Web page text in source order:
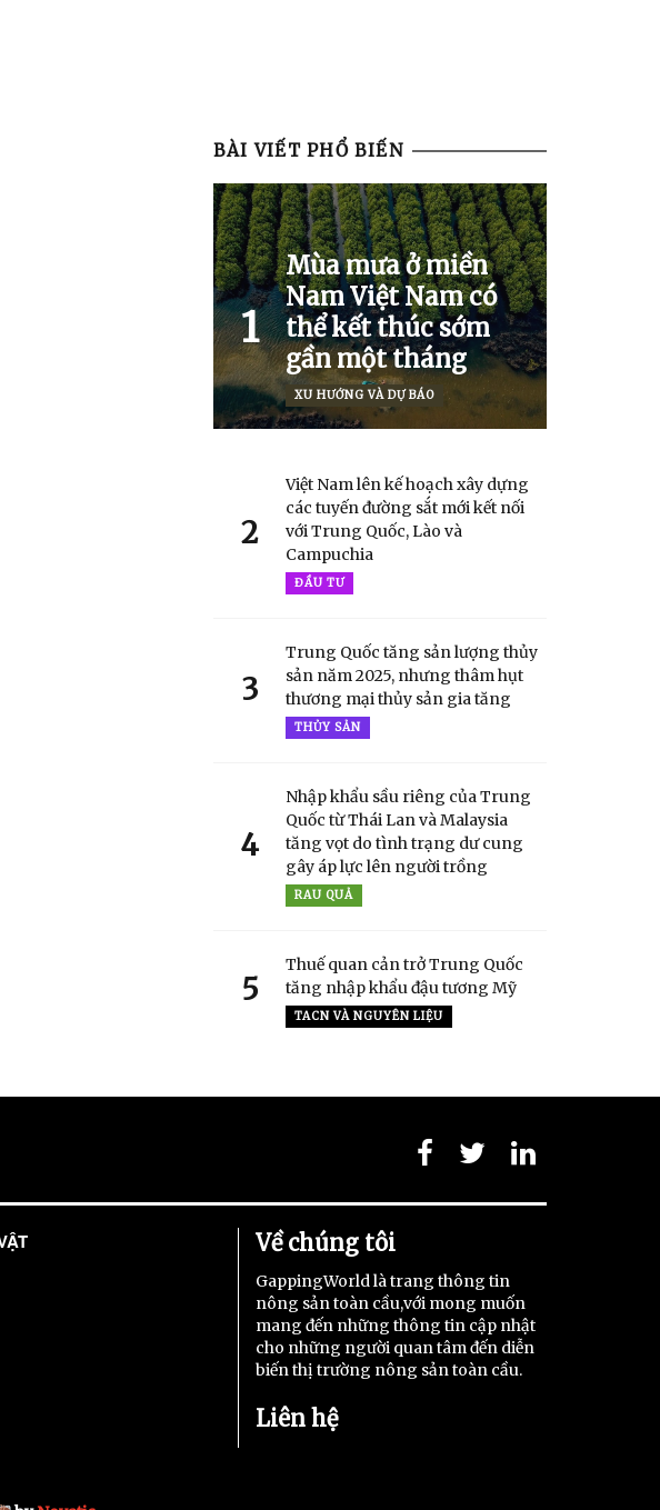
BÀI VIẾT PHỔ BIẾN
1
Mùa mưa ở miền
Nam Việt Nam có
thể kết thúc sớm
gần một tháng
XU HƯỚNG VÀ DỰ BÁO
2
Việt Nam lên kế hoạch xây dựng
các tuyến đường sắt mới kết nối
với Trung Quốc, Lào và
Campuchia
ĐẦU TƯ
3
Trung Quốc tăng sản lượng thủy
sản năm 2025, nhưng thâm hụt
thương mại thủy sản gia tăng
THỦY SẢN
4
Nhập khẩu sầu riêng của Trung
Quốc từ Thái Lan và Malaysia
tăng vọt do tình trạng dư cung
gây áp lực lên người trồng
RAU QUẢ
5
Thuế quan cản trở Trung Quốc
tăng nhập khẩu đậu tương Mỹ
TACN VÀ NGUYÊN LIỆU
Về chúng tôi
GappingWorld là trang thông tin
nông sản toàn cầu,với mong muốn
mang đến những thông tin cập nhật
cho những người quan tâm đến diễn
biến thị trường nông sản toàn cầu.
Liên hệ